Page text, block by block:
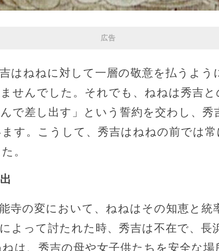
広告
はねねに対して一層の敬意を払うよ
せんでした。それでも、ねねは秀吉と
で差し出す」という誓約を交わし、秀
す。こうして、秀吉はねねの前では
。
寺の変において、ねねはその知恵と統
よって討たれた時、秀吉は不在で、長
は、秀吉の母や女子供たちを安全な場